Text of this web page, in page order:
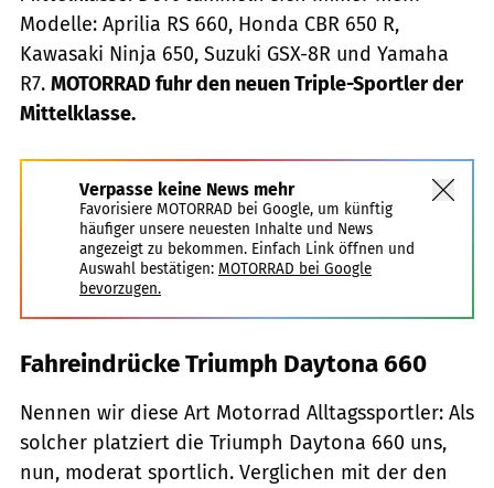
Modelle: Aprilia RS 660, Honda CBR 650 R,
Kawasaki Ninja 650, Suzuki GSX-8R und Yamaha
R7. MOTORRAD fuhr den neuen Triple-Sportler der
Mittelklasse.
Verpasse keine News mehr
Favorisiere MOTORRAD bei Google, um künftig
häufiger unsere neuesten Inhalte und News
angezeigt zu bekommen. Einfach Link öffnen und
Auswahl bestätigen: MOTORRAD bei Google
bevorzugen.
Fahreindrücke Triumph Daytona 660
Nennen wir diese Art Motorrad Alltagssportler: Als
solcher platziert die Triumph Daytona 660 uns,
nun, moderat sportlich. Verglichen mit der den